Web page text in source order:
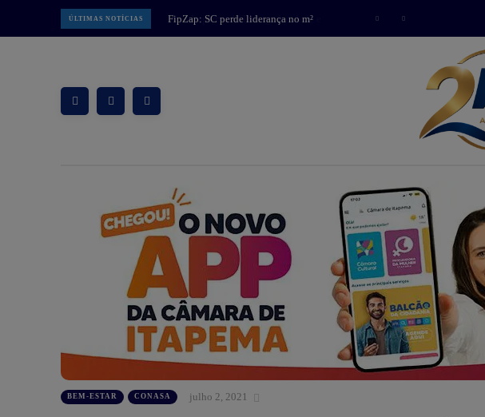
ÚLTIMAS NOTÍCIAS
Itapema: JET chega à cidade e
amplia opções de mobilidade com
BEM-ESTAR CONASA julho 2, 2021